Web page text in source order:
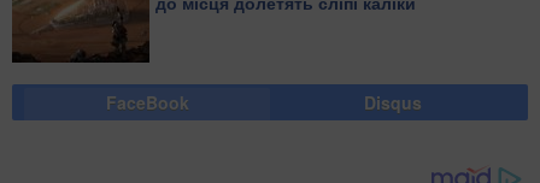
FaceBook Disqus